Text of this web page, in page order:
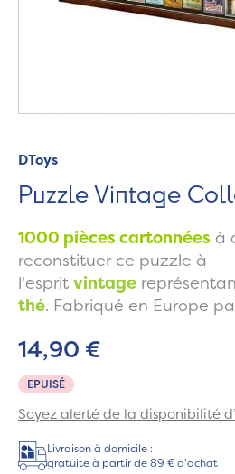
DToys
Puzzle Vintage
1000 pièces cartonnées à
reconstituer ce puzzle à
l'esprit vintage
thé. Fabriqué en Europe
EPUISÉ
14,90 €
Soyez alerté de la disponibilité
Livraison à domicile :
gratuite à partir de 89 € d'achat